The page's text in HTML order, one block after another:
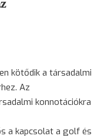
kötődik a társadalmi
Az
konnotációkra
a kapcsolat a golf és